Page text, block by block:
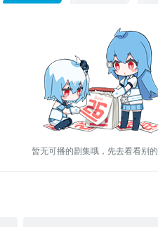
暂无可播的剧集哦，先去看看别